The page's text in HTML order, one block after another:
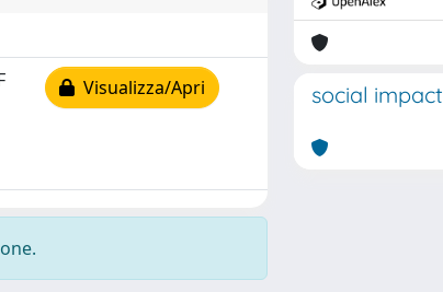
Visualizza/Apri social impact